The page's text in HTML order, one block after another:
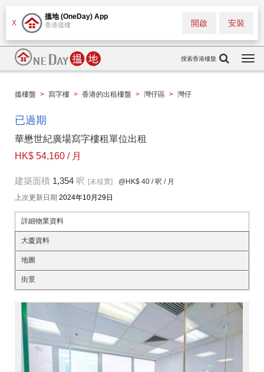
X
搵地 (OneDay) App
香港搵樓 安裝
開啟
搜索香港樓盤
搵樓盤 > 寫字樓 > 香港的出租樓盤 > 灣仔區 > 灣仔
已過期
華懋世紀廣場寫字樓租單位出租
HK$ 54,160 / 月
建築面積 1,354 呎 [未核實] @HK$ 40 / 呎 / 月
上次更新日期 2024年10月29日
詳細物業資料
大廈資料
地圖
街景